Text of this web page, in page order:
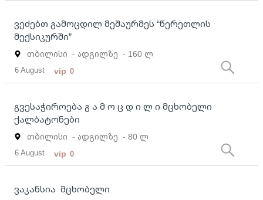
ვეძებთ გამოცდილ მეშაურმეს “წერეთლის
მექსიკურში”
თბილისი - ადგილზე - 160 ლ
6 August vip 0
გვესაჭიროება გ ა მ ო ც დ ი ლ ი მცხობელი
ქალბატონები
თბილისი - ადგილზე - 80 ლ
6 August vip 0
ვაკანსია მცხობელი